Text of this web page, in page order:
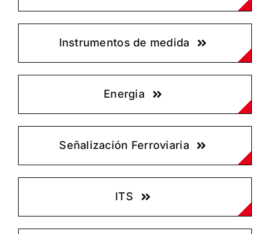
Instrumentos de medida
Energia
Señalización Ferroviaria
ITS